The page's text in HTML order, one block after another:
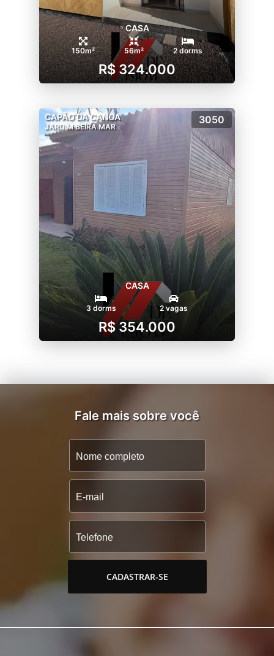
CASA
150m² 56m² 2 dorms
R$ 324.000
CAPÃO DA CANOA
JARDIM BEIRA MAR
3050
CASA
3 dorms 2 vagas
R$ 354.000
Fale mais sobre você
CADASTRAR-SE